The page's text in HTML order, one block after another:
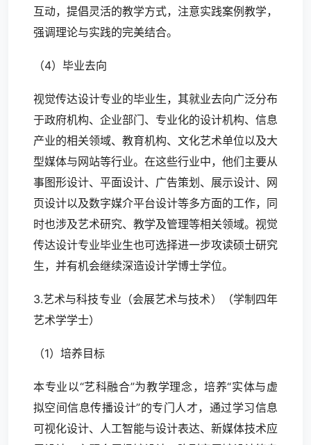
互动，提倡灵活的教学方式，注意实践案例教学，
强调理论与实践的完美结合。
（4）毕业去向
视觉传达设计专业的毕业生，其就业去向广泛分布
于政府机构、企业部门、专业化的设计机构、信息
产业的相关领域、教育机构、文化艺术单位以及大
型媒体与网站等行业。在这些行业中，他们主要从
事图形设计、平面设计、广告策划、展示设计、网
页设计以及数字媒介平台设计等多方面的工作，同
时也涉及艺术研究、教学及管理等相关领域。视觉
传达设计专业毕业生也可选择进一步攻读硕士研究
生，并有机会继续深造设计学博士学位。
3.艺术与科技专业（会展艺术与技术）（学制四年
艺术学学士）
（1）培养目标
本专业以“艺科融合”为教学理念，培养“实体与虚
拟空间信息传播设计”的专门人才，通过学习信息
可视化设计、人工智能与设计表达、新媒体技术应